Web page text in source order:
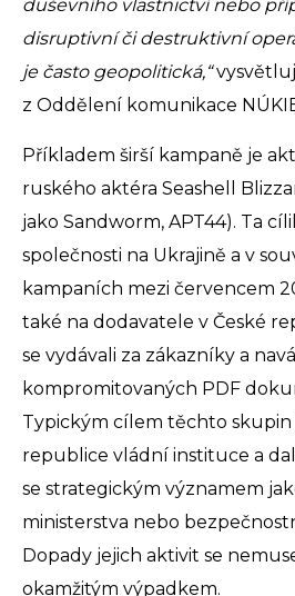
duševního vlastnictví nebo
disruptivní či destruktivní
je často geopolitická,“
z Oddělení komunikace
Příkladem širší kampaně je
ruského aktéra Seashell
jako Sandworm, APT44). Ta
společnosti na Ukrajině a v
kampaních mezi červencem
také na dodavatele v České
se vydávali za zákazníky a
kompromitovaných PDF
Typickým cílem těchto skupin
republice vládní instituce a
se strategickým významem
ministerstva nebo
Dopady jejich aktivit se
okamžitým výpadkem.